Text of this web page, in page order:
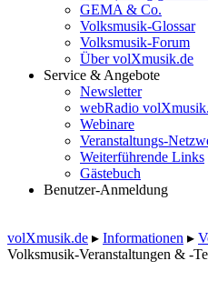
GEMA & Co.
Volksmusik-Glossar
Volksmusik-Forum
Über volXmusik.de
Service & Angebote
Newsletter
webRadio
Webinare
Veranstaltungs-
Weiterführende Links
Gästebuch
Benutzer-Anmeldung
volXmusik.de ▸ Informationen ▸
Volksmusik-Veranstaltungen & -